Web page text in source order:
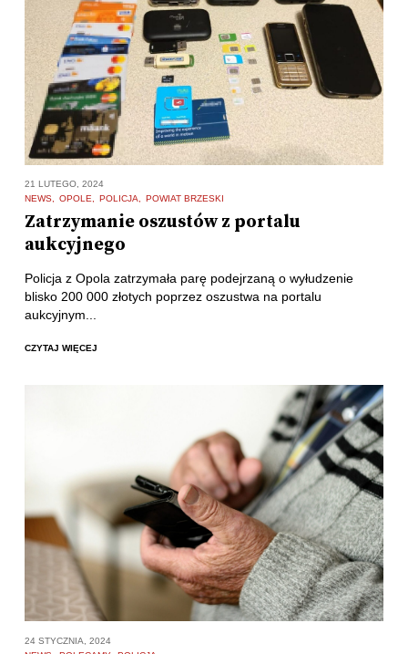
21 LUTEGO, 2024
NEWS
OPOLE POLICJA POWIAT BRZESKI
Zatrzymanie oszustów z portalu
aukcyjnego
Policja z Opola zatrzymała parę podejrzaną o wyłudzenie
blisko 200 000 złotych poprzez oszustwa na portalu
aukcyjnym...
CZYTAJ WIĘCEJ
24 STYCZNIA, 2024